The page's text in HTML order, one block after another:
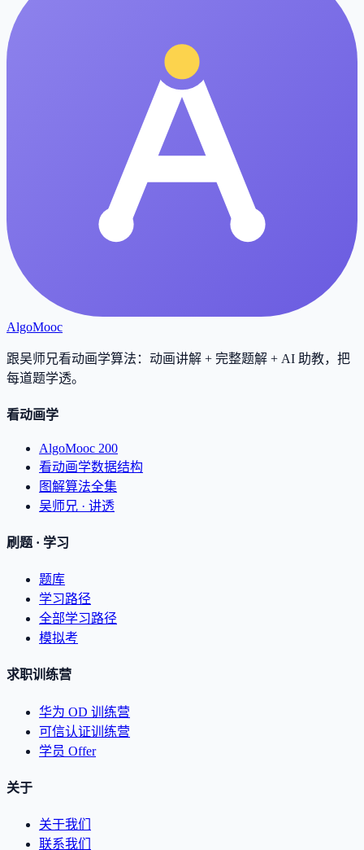
AlgoMooc
跟吴师兄看动画学算法：动画讲解 + 完整题解 + AI 助教，把
每道题学透。
看动画学
AlgoMooc 200
看动画学数据结构
图解算法全集
吴师兄 · 讲透
刷题 · 学习
题库
学习路径
全部学习路径
模拟考
求职训练营
华为 OD 训练营
可信认证训练营
学员 Offer
关于
关于我们
联系我们